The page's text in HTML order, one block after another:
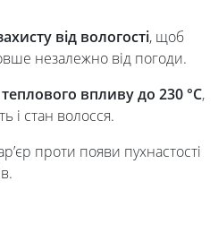
від вологості, щоб
незалежно від погоди.
теплового впливу до 230 °C,
і стан волосся.
проти появи пухнастості